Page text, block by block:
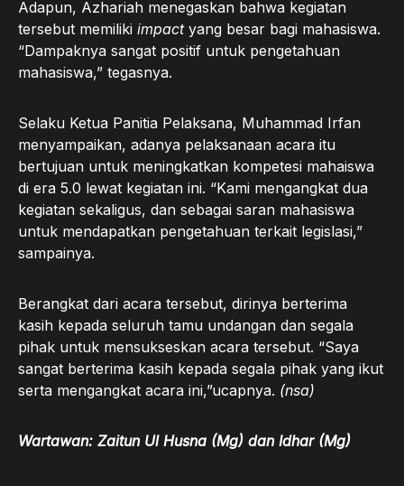
Adapun, Azhariah menegaskan bahwa kegiatan
tersebut memiliki impactyang besar bagi mahasiswa.
“Dampaknya sangat positif untuk pengetahuan
mahasiswa,” tegasnya.
Selaku Ketua Panitia Pelaksana, Muhammad Irfan
menyampaikan, adanya pelaksanaan acara itu
bertujuan untuk meningkatkan kompetesi mahaiswa
di era 5.0 lewat kegiatan ini. “Kami mengangkat dua
kegiatan sekaligus, dan sebagai saran mahasiswa
untuk mendapatkan pengetahuan terkait legislasi,”
sampainya.
Berangkat dari acara tersebut, dirinya berterima
kasih kepada seluruh tamu undangan dan segala
pihak untuk mensukseskan acara tersebut. “Saya
sangat berterima kasih kepada segala pihak yang ikut
serta mengangkat acara ini,”ucapnya. (nsa)
Wartawan: Zaitun Ul Husna (Mg) dan Idhar (Mg)